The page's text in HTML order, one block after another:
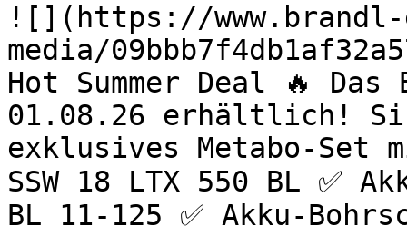
![](https://
media/
Hot Summer Deal 🔥 Das
01.08.26 erhältlich!
exklusives Metabo-Set
SSW 18 LTX 550 BL ✅
BL 11-125 ✅ Akku-